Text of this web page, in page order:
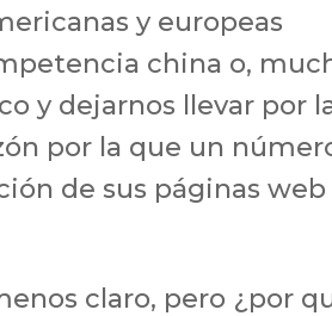
y europeas
china o,
y dejarnos llevar por
por la que un
de sus páginas web
claro, pero ¿por